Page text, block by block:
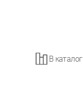
В каталог